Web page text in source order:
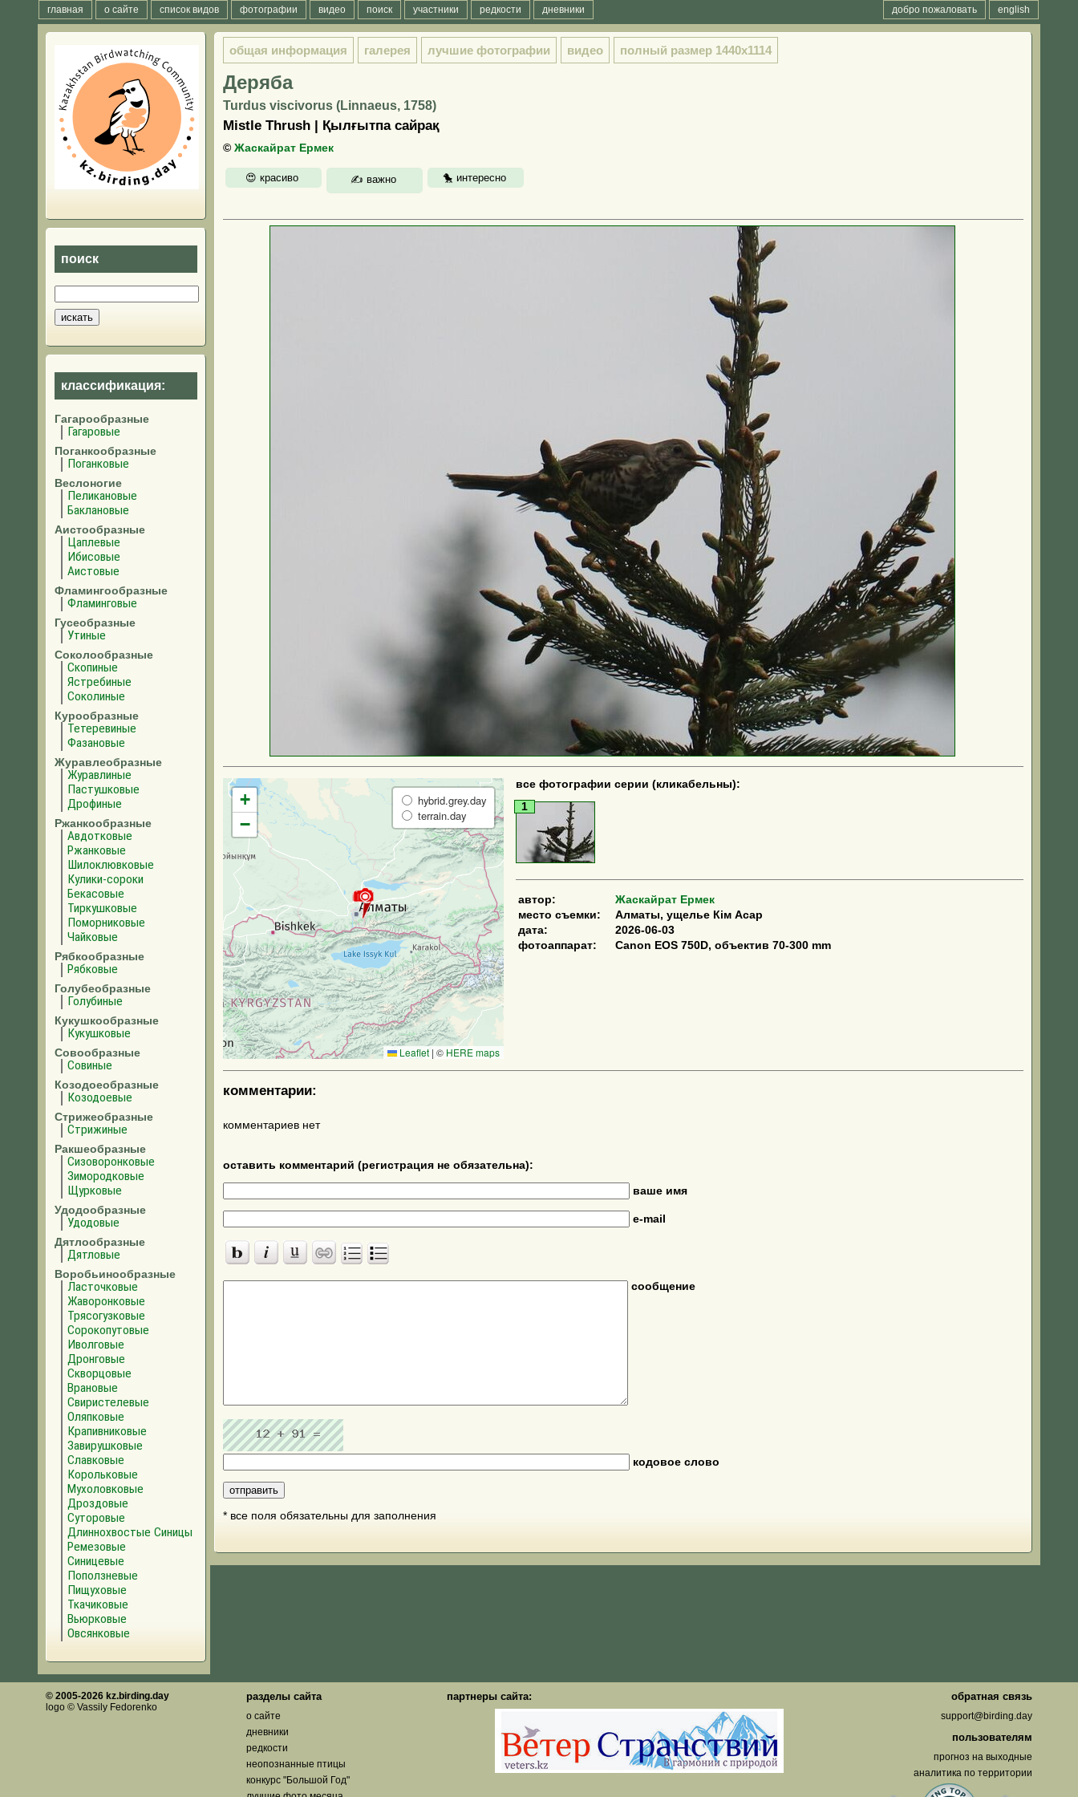
главная о сайте список видов фотографии видео поиск участники редкости дневники english
добро пожаловать
поиск
классификация:
Гагарообразные
Гагаровые
Поганкообразные
Поганковые
Веслоногие
Пеликановые
Баклановые
Аистообразные
Цаплевые
Ибисовые
Аистовые
Фламингообразные
Фламинговые
Гусеобразные
Утиные
Соколообразные
Скопиные
Ястребиные
Соколиные
Курообразные
Тетеревиные
Фазановые
Журавлеобразные
Журавлиные
Пастушковые
Дрофиные
Ржанкообразные
Авдотковые
Ржанковые
Шилоклювковые
Кулики-сороки
Бекасовые
Тиркушковые
Поморниковые
Чайковые
Рябкообразные
Рябковые
Голубеобразные
Голубиные
Кукушкообразные
Кукушковые
Совообразные
Совиные
Козодоеобразные
Козодоевые
Стрижеобразные
Стрижиные
Ракшеобразные
Сизоворонковые
Зимородковые
Щурковые
Удодообразные
Удодовые
Дятлообразные
Дятловые
Воробьинообразные
Ласточковые
Жаворонковые
Трясогузковые
Сорокопутовые
Иволговые
Дронговые
Скворцовые
Врановые
Свиристелевые
Оляпковые
Крапивниковые
Завирушковые
Славковые
Корольковые
Мухоловковые
Дроздовые
Суторовые
Длиннохвостые Синицы
Ремезовые
Синицевые
Поползневые
Пищуховые
Ткачиковые
Вьюрковые
Овсянковые
общая информация галерея лучшие фотографии видео полный размер 1440x1114
Деряба
Turdus viscivorus (Linnaeus, 1758)
Mistle Thrush | Қылғытпа сайрақ
© Жаскайрат Ермек
+
−
hybrid.grey.day
terrain.day
Leaflet | © HERE maps
все фотографии серии (кликабельны):
1
автор:
Жаскайрат Ермек
место съемки:
Алматы, ущелье Кім Асар
дата:
2026-06-03
фотоаппарат:
Canon EOS 750D, объектив 70-300 mm
комментарии:
комментариев нет
оставить комментарий (регистрация не обязательна):
ваше имя
e-mail
сообщение
кодовое слово
* все поля обязательны для заполнения
© 2005-2026 kz.birding.day
logo © Vassily Fedorenko
разделы сайта
о сайте
дневники
редкости
неопознанные птицы
конкурс "Большой Год"
партнеры сайта: обратная связь
support@birding.day
пользователям
прогноз на выходные
аналитика по территории